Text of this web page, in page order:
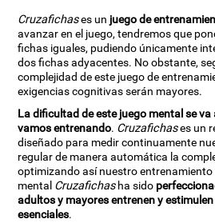
Cruzafichases un juego de
avanzar en el juego, tendremos que
fichas iguales, pudiendo únicamente
dos fichas adyacentes. No obstante,
complejidad de este juego de
exigencias cognitivas serán mayores.
La dificultad de este juego mental se
vamos entrenando. Cruzafichases un
diseñado para medir continuamente
regular de manera automática la
optimizando así nuestro entrenamiento
mental Cruzafichasha sido
adultos y mayores entrenen y
esenciales.